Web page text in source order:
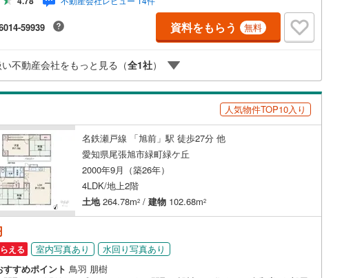
年2月リフォーム済み◆駐車スペースもございます！【営業時間 10:00～19:
00】上記時間はお電話が繋がりやすくなっております。お気軽にご連絡下さ
！現地を見学される場合はご見学予約ボタンよりご希望の日時をご記入いた
だけますとスムーズにご案内が可能です。**住宅ローン**諸費用込融資や築年数
ム**理想の間取り、テイストを作り上げられます！リフォームプランナーの
行も可能です。
59939 資料をもらう 無料
不動産会社をもっと見る（全1社）
人気物件TOP10入り
名鉄瀬戸線 「旭前」駅 徒歩27分 他
愛知県尾張旭市緑町緑ケ丘
2000年9月（築26年）
4LDK/地上2階
土地264.78m2 / 建物 102.68m2
える 室内写真あり
水回り写真あり
すすめポイント 鳥羽 朋樹
( ) みよし市(5)
市 (11) 愛知郡東郷町 (3 )
大口町(1) 丹羽郡扶桑町
蟹江町(7) 海部郡飛島村(0)
知多郡南知多町(0)
武豊町(8) 額田郡幸田町
郡東栄町( 北設楽郡豊根村
グダイニング15畳以上
対面キッチン（19）
、契約、入居関連など
可能（9）
機あり